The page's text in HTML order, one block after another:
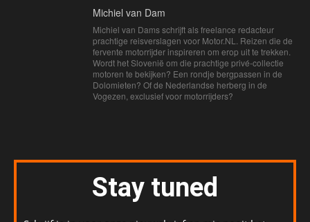
Michiel van Dam
Michiel van Dams schrijft als freelance redacteur
prachtige reisverslagen voor Motor.NL. Reizen die de
fervente motorrijder inspireren om erop uit te trekken.
Wordt het Slovenië om die prachtige privé-collectie
motoren te bekijken? Een rondje bergpassen in de
Dolomieten? Of de Nederlandse herberg in de
Vogezen, exclusief voor motorrijders?
Stay tuned